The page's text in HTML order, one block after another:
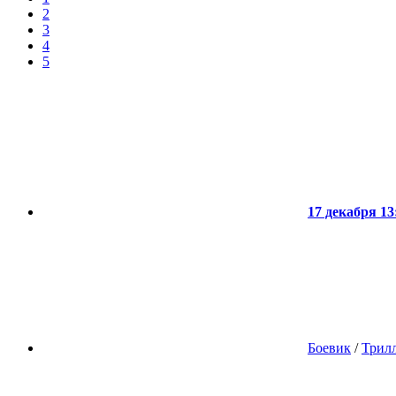
2
3
4
5
17 декабря
Боевик /